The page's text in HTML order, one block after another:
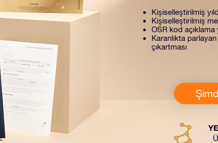
Kişiselleştirilmiş
Kişiselleştirilmiş
OSR kod açıklama
Karanlıkta parlayan
çıkartması